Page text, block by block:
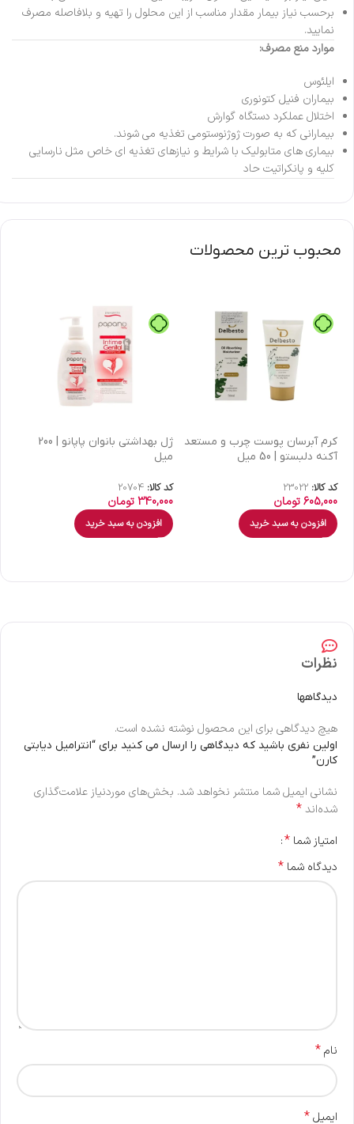
برحسب نیاز بیمار مقدار مناسب از این محلول را تهیه و بلافاصله مصرف
نمایید.
موارد منع مصرف:
ایلئوس
بیماران فنیل کتونوری
اختلال عملکرد دستگاه گوارش
بیمارانی که به صورت ژوژنوستومی تغذیه می شوند.
بیماری های متابولیک با شرایط و نیازهای تغذیه ای خاص مثل نارسایی
کلیه و پانکراتیت حاد
محبوب ترین محصولات
كرم آبرسان پوست چرب و مستعد
آکنه دلبستو | 50 میل
کد کالا: 23022
605,000تومان
افزودن به سبد خرید
ژل بهداشتی بانوان پاپانو | 200
میل
کد کالا: 20704
340,000تومان
افزودن به سبد خرید
نظرات
دیدگاهها
هیچ دیدگاهی برای این محصول نوشته نشده است.
اولین نفری باشید که دیدگاهی را ارسال می کنید برای “انترامیل دیابتی
کارن”
نشانی ایمیل شما منتشر نخواهد شد. بخش‌های موردنیاز علامت‌گذاری
شده‌اند*
امتیاز شما *
دیدگاه شما *
نام*
ایمیل*